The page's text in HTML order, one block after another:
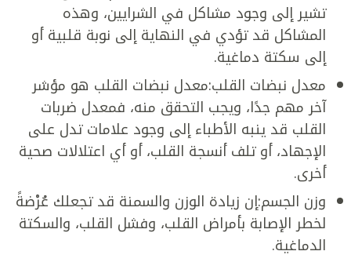
تشير إلى وجود مشاكل في الشرايين، وهذه
المشاكل قد تؤدي في النهاية إلى نوبة قلبية أو
إلى سكتة دماغية.
معدل نبضات القلب:معدل نبضات القلب هو مؤشر
آخر مهم جدًا، ويجب التحقق منه، فمعدل ضربات
القلب قد ينبه الأطباء إلى وجود علامات تدل على
الإجهاد، أو تلف أنسجة القلب، أو أي اعتلالات صحية
أخرى.
وزن الجسم:إن زيادة الوزن والسمنة قد تجعلك عُرْضةً
لخطر الإصابة بأمراض القلب، وفشل القلب، والسكتة
الدماغية.